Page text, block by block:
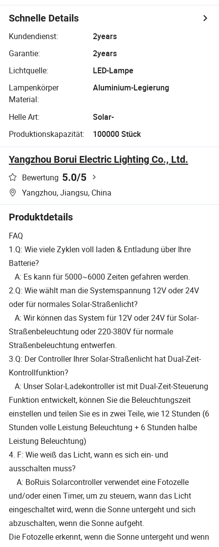
wasserdicht IP65
Bewegungsmelder,
Energiesparlampe,
Straßenleuchte,
Solarlampe
Focos Wand
Schnelle Details
Kundendienst:
2years
Garantie:
2years
Lichtquelle:
LED-Lampe
Lampenkörper
Material:
Aluminium-Legierung
Helle Art:
Solar-
Produktionskapazität:
100000 Stück
Yangzhou Borui Electric Lighting Co., Ltd.
Bewertung 5.0/5
Yangzhou, Jiangsu, China
Produktdetails
FAQ
1.Q: Wie viele Zyklen voll laden & Entladung über Ihre
Batterie?
A: Es kann für 5000~6000 Zeiten gefahren werden.
2.Q: Wie wählt man die Systemspannung 12V oder 24V
oder für normales Solar-Straßenlicht?
A: Wir können das System für 12V oder 24V für Solar-
Straßenbeleuchtung oder 220-380V für normale
Straßenbeleuchtung entwerfen.
3.Q: Der Controller Ihrer Solar-Straßenlicht hat Dual-Zeit-
Kontrollfunktion?
A: Unser Solar-Ladekontroller ist mit Dual-Zeit-Steuerung
Funktion entwickelt, können Sie die Beleuchtungszeit
einstellen und teilen Sie es in zwei Teile, wie 12 Stunden (6
Stunden volle Leistung Beleuchtung + 6 Stunden halbe
Leistung Beleuchtung)
4. F: Wie weiß das Licht, wann es sich ein- und
ausschalten muss?
A: BoRuis Solarcontroller verwendet eine Fotozelle
und/oder einen Timer, um zu steuern, wann das Licht
eingeschaltet wird, wenn die Sonne untergeht und sich
abzuschalten, wenn die Sonne aufgeht.
Die Fotozelle erkennt, wenn die Sonne untergeht und wenn